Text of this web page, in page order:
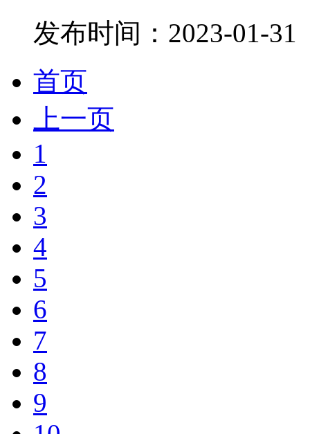
发布时间： 2023-01-31
首页
上一页
1
2
3
4
5
6
7
8
9